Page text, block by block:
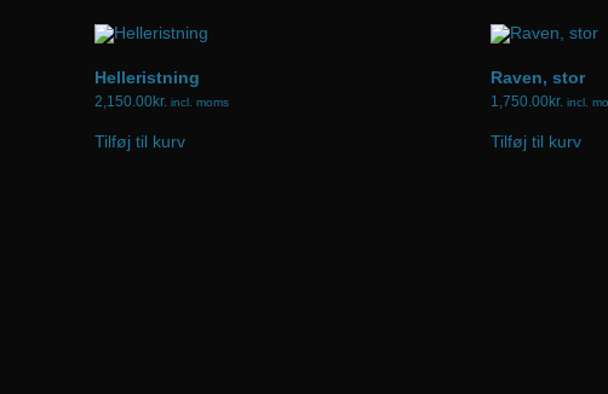
Helleristning
2,150.00kr. incl. moms
Tilføj til kurv
Raven, stor
1,750.00kr. incl.
Tilføj til kurv